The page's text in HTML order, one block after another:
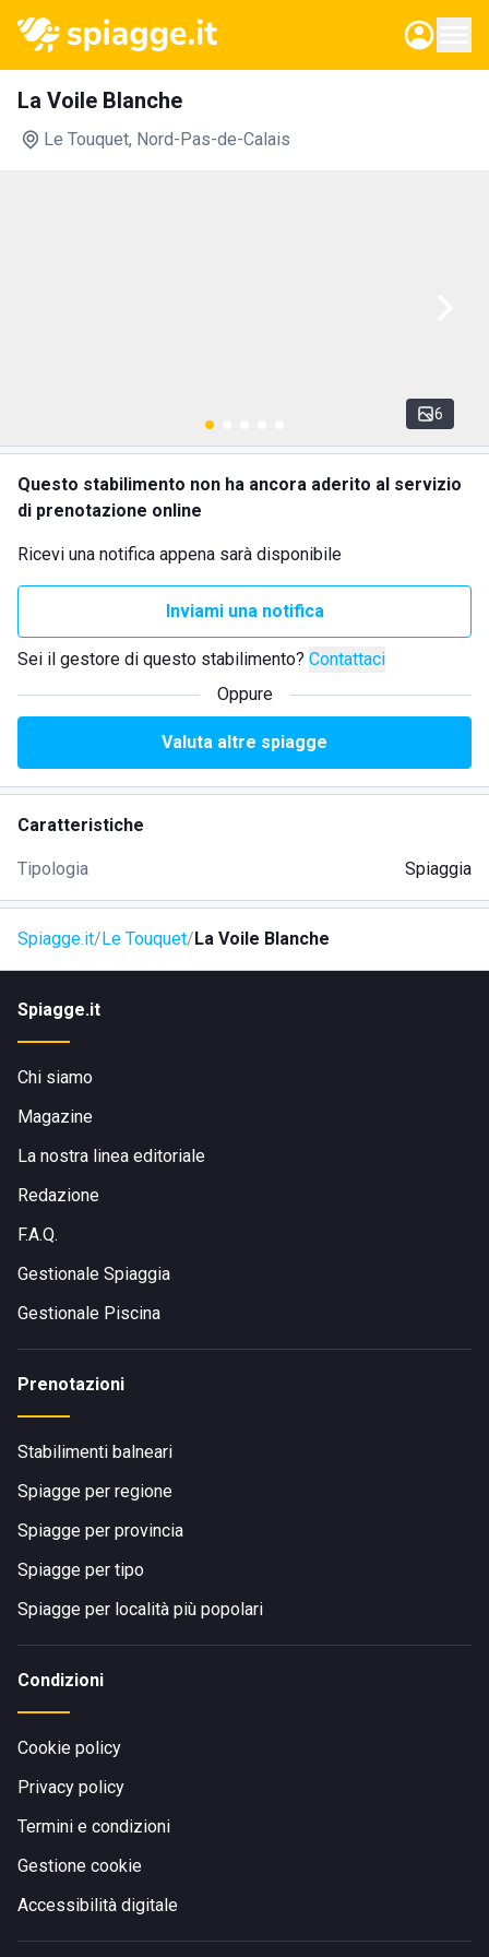
La Voile Blanche
Le Touquet, Nord-Pas-de-Calais
6
Questo stabilimento non ha ancora aderito al servizio
di prenotazione online
Ricevi una notifica appena sarà disponibile
Inviami una notifica
Sei il gestore di questo stabilimento? Contattaci
Oppure
Valuta altre spiagge
Caratteristiche
Tipologia Spiaggia
Spiagge.it Le Touquet La Voile Blanche
Spiagge.it
Chi siamo
Magazine
La nostra linea editoriale
Redazione
F.A.Q.
Gestionale Spiaggia
Gestionale Piscina
Prenotazioni
Stabilimenti balneari
Spiagge per regione
Spiagge per provincia
Spiagge per tipo
Spiagge per località più popolari
Condizioni
Cookie policy
Privacy policy
Termini e condizioni
Gestione cookie
Accessibilità digitale